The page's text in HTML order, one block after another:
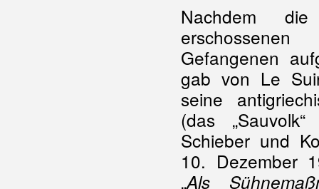
Nachdem
Gefangenen
gab von Le
seine
(das
Schieber und
10. Dezember
„Als